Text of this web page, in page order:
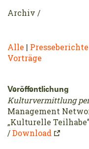
Archiv /
Alle | Presseberichte
Vorträge
Veröffentlichung
Kulturvermittlung
Management
„Kulturelle
/Download